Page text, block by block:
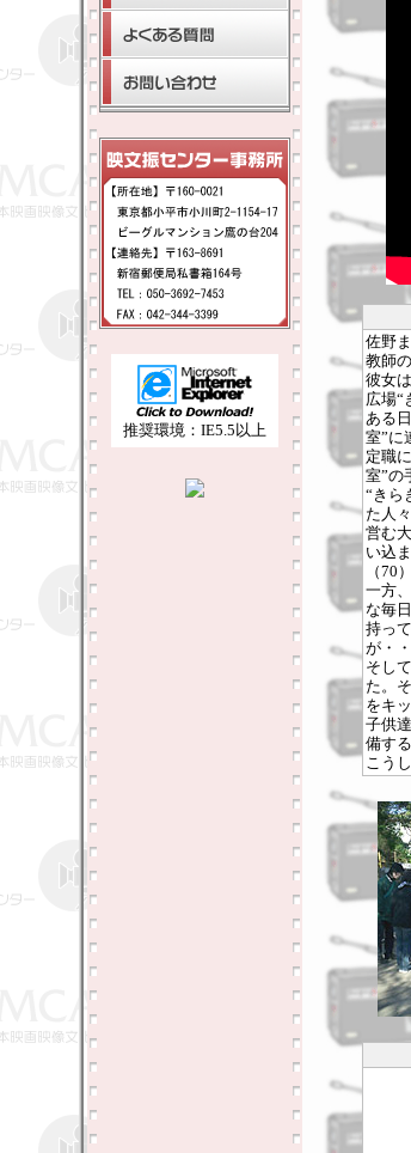
推奨環境：IE5.5以上
佐野
教師
彼女
広場“
ある
室”に
定職
室”の
“きら
た人
営む
い込
（70
一方
な毎
持っ
が・・
そし
た。
をキ
子供
備す
こう